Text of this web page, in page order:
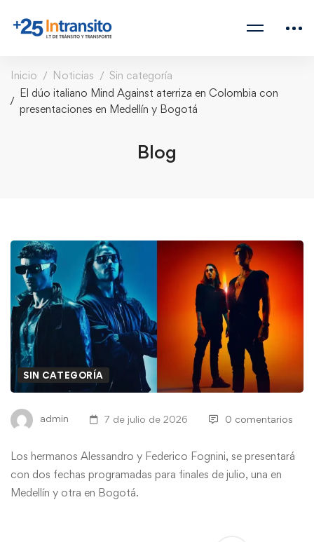
Inicio Noticias
Sin categoría
El dúo italiano Mind Against aterriza en Colombia con
presentaciones en Medellín y Bogotá
Blog
SIN CATEGORÍA
admin 7 de julio de 2026 0 comentarios
Los hermanos Alessandro y Federico Fognini, se presentará
con dos fechas programadas para finales de julio, una en
Medellín y otra en Bogotá.